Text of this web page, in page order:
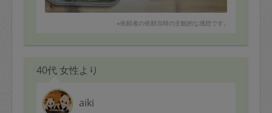
※依頼者の依頼当時の主観的な感想です。
40代 女性より
aiki